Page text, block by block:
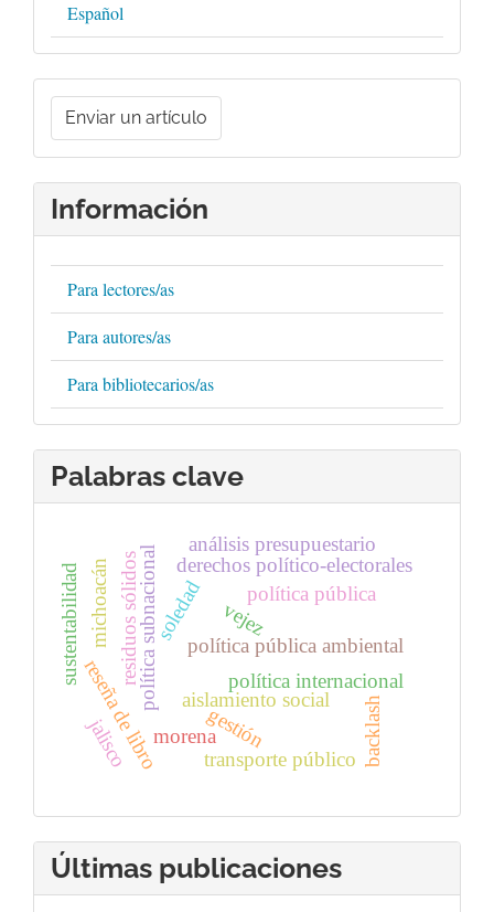
Español
Enviar
artículo
Enviar un artículo
Información
Para lectores/as
Para autores/as
Para bibliotecarios/as
Palabras clave
política internacional
política pública ambiental
política subnacional
reseña de libro aislamiento social
soledad vejez
política pública
residuos sólidos
gestión
sustentabilidad
transporte público backlash
derechos político-electorales
jalisco
michoacán
morena
análisis presupuestario
Últimas publicaciones